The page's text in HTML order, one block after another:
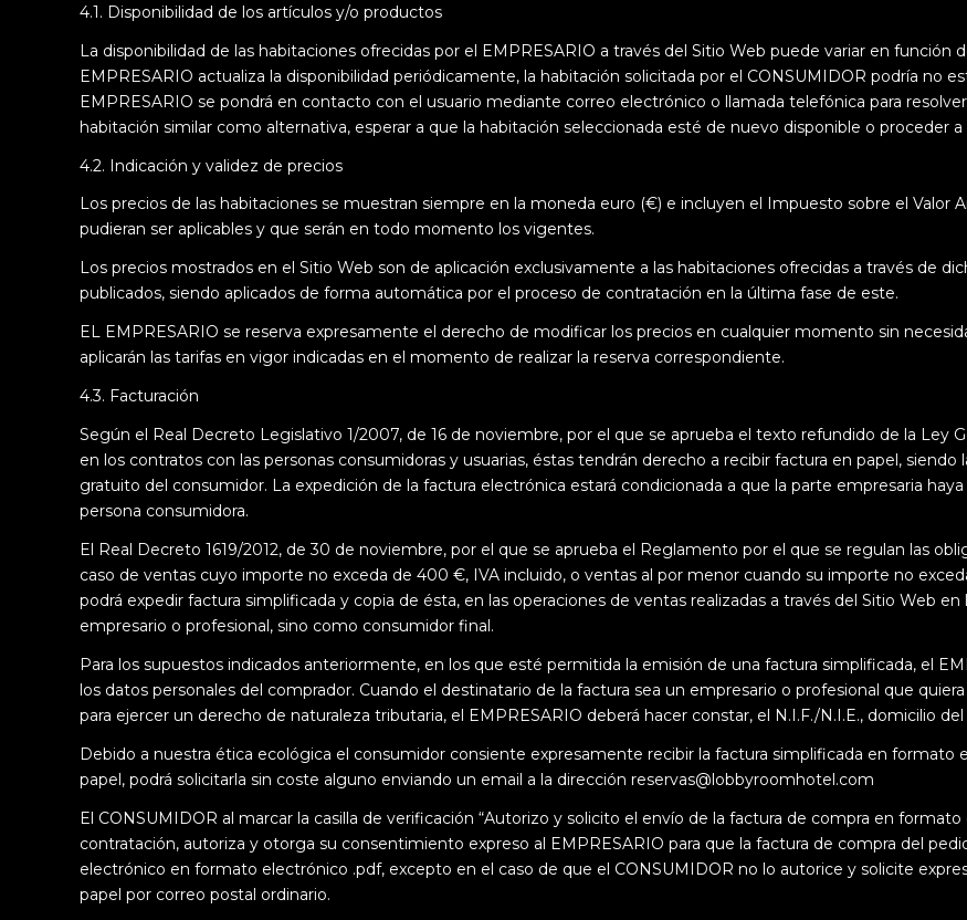
4.1. Disponibilidad de los artículos y/o productos
La disponibilidad de las habitaciones ofrecidas por el EMPRESARIO a través del Sitio Web puede variar en función
EMPRESARIO actualiza la disponibilidad periódicamente, la habitación solicitada por el CONSUMIDOR podría no
EMPRESARIO se pondrá en contacto con el usuario mediante correo electrónico o llamada telefónica para
habitación similar como alternativa, esperar a que la habitación seleccionada esté de nuevo disponible o proceder a
4.2. Indicación y validez de precios
Los precios de las habitaciones se muestran siempre en la moneda euro (€) e incluyen el Impuesto sobre el Valor
pudieran ser aplicables y que serán en todo momento los vigentes.
Los precios mostrados en el Sitio Web son de aplicación exclusivamente a las habitaciones ofrecidas a través de
publicados, siendo aplicados de forma automática por el proceso de contratación en la última fase de este.
EL EMPRESARIO se reserva expresamente el derecho de modificar los precios en cualquier momento sin
aplicarán las tarifas en vigor indicadas en el momento de realizar la reserva correspondiente.
4.3. Facturación
Según el Real Decreto Legislativo 1/2007, de 16 de noviembre, por el que se aprueba el texto refundido de la Ley
en los contratos con las personas consumidoras y usuarias, éstas tendrán derecho a recibir factura en papel,
gratuito del consumidor. La expedición de la factura electrónica estará condicionada a que la parte empresaria
persona consumidora.
El Real Decreto 1619/2012, de 30 de noviembre, por el que se aprueba el Reglamento por el que se regulan las
caso de ventas cuyo importe no exceda de 400 €, IVA incluido, o ventas al por menor cuando su importe no
podrá expedir factura simplificada y copia de ésta, en las operaciones de ventas realizadas a través del Sitio Web
empresario o profesional, sino como consumidor final.
Para los supuestos indicados anteriormente, en los que esté permitida la emisión de una factura simplificada, el
los datos personales del comprador. Cuando el destinatario de la factura sea un empresario o profesional que
para ejercer un derecho de naturaleza tributaria, el EMPRESARIO deberá hacer constar, el N.I.F./N.I.E., domicilio
Debido a nuestra ética ecológica el consumidor consiente expresamente recibir la factura simplificada en
papel, podrá solicitarla sin coste alguno enviando un email a la dirección reservas@lobbyroomhotel.com
El CONSUMIDOR al marcar la casilla de verificación “Autorizo y solicito el envío de la factura de compra en
contratación, autoriza y otorga su consentimiento expreso al EMPRESARIO para que la factura de compra del
electrónico en formato electrónico .pdf, excepto en el caso de que el CONSUMIDOR no lo autorice y solicite
papel por correo postal ordinario.